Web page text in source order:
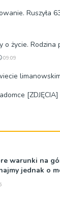
Ruszyła
o życie. Rodzina
09:09
[ZDJĘCIA]
warunki na
jednak o